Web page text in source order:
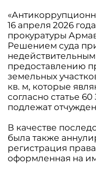
16 апреля 2026
прокуратуры
Решением суда
предоставлению
земельных
кв. м, которые
согласно статье
подлежат
В качестве
была также
регистрация
оформленная на